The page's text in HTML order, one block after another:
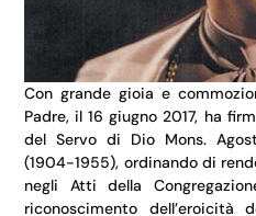
Con grande gioia e
Padre, il 16 giugno 2017, ha
del Servo di Dio Mons.
(1904-1955), ordinando di
negli Atti della
riconoscimento